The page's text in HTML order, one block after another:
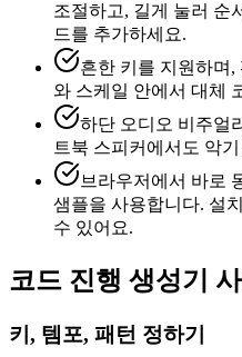
조절하고, 길게 눌러 순
드를 추가하세요.
흔한 키를 지원하며
와 스케일 안에서 대체
하단 오디오 비주얼
트북 스피커에서도 악
브라우저에서 바로
샘플을 사용합니다. 설
수 있어요.
코드 진행 생성기
키, 템포, 패턴 정하기